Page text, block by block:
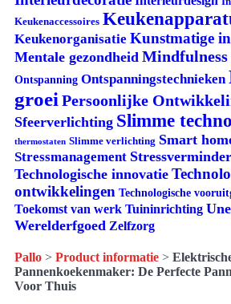
Keukenaccessoires
Keukenorganisatie Kunstmatige
Mentale gezondheid Mindfulness
Ontspanning Ontspanningstechnieken
groei Persoonlijke
Sfeerverlichting Slimme
thermostaten Slimme verlichting Smart
Stressmanagement
Technologische innovatie
ontwikkelingen Technologische
Toekomst van werk Tuininrichting
Werelderfgoed Zelfzorg
Pallo > Product informatie >
Pannenkoekenmaker: De Perfecte
Voor Thuis